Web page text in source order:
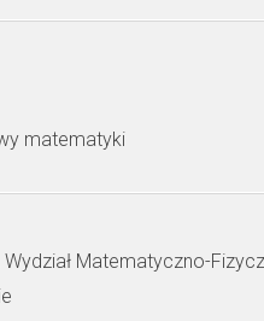
matematyki
Matematyczno-